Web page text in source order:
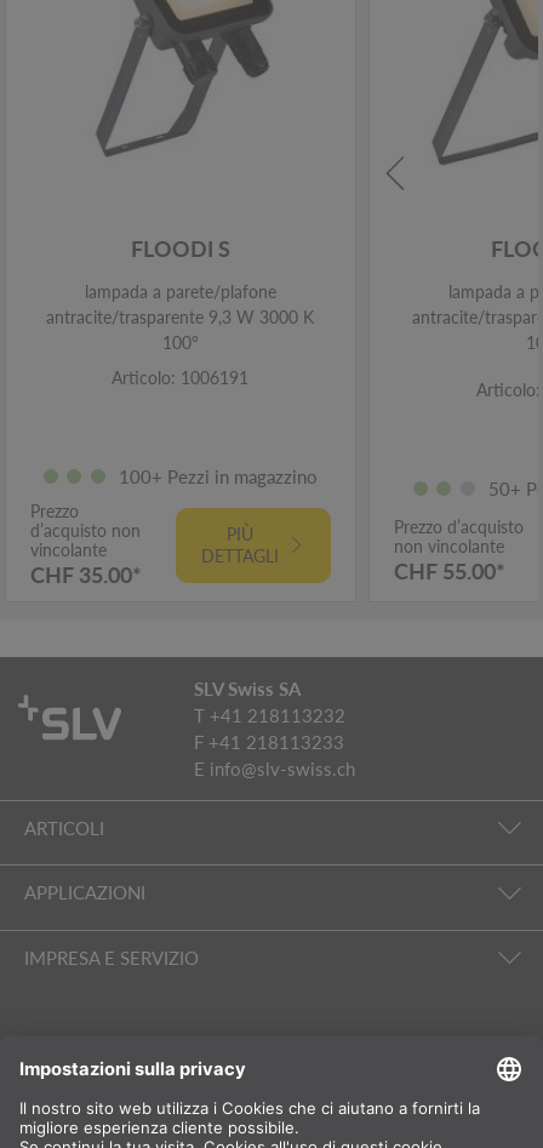
FLOODI S
lampada a parete/plafone
antracite/trasparente 9,3 W 3000 K
100°
Articolo: 1006191
100+ Pezzi in magazzino
Prezzo
d’acquisto non
vincolante
CHF 35.00*
PIÙ
DETTAGLI
lampada a
antracite/
50+
Prezzo d’acquisto
non vincolante
CHF 55.00*
SLV Swiss SA
T +41 218113232
F +41 218113233
E info@slv-swiss.ch
ARTICOLI
APPLICAZIONI
IMPRESA E SERVIZIO